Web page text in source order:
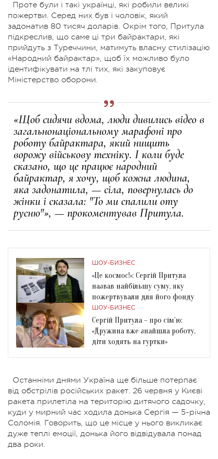
Проте були і такі українці, які робили великі
пожертви. Серед них був і чоловік, який
задонатив 80 тисяч доларів. Окрім того, Притула
підкреслив, що саме ці три байрактари, які
прийдуть з Туреччини, матимуть власну стилізацію
«Народний байрактар», щоб їх можливо було
ідентифікувати на тлі тих, які закуповує
Міністерство оборони.
«Щоб сидячи вдома, люди дивились відео в
загальнонаціональному марафоні про
роботу байрактара, який нищить
ворожу військову техніку. І коли буде
сказано, що це працює народний
байрактар, я хочу, щоб кожна людина,
яка задонатила, — сіла, повернулась до
жінки і сказала: "То ми спалили оту
русню"», — прокоментував Притула.
ШОУ-БИЗНЕС
«Це космос!»: Сергій Притула
назвав найбільшу суму, яку
пожертвували для його фонду
ШОУ-БИЗНЕС
Сергій Притула – про сім’ю:
«Дружина вже знайшла роботу,
діти ходять на гуртки»
Останніми днями Україна ще більше потерпає
від обстрілів російських ракет. 26 червня у Києві
ракета прилетіла на територію дитячого садочку,
куди у мирний час ходила донька Сергія — 5-річна
Соломія. Говорить, що це місце у нього викликає
дуже теплі емоції, донька його відвідувала понад
два роки.